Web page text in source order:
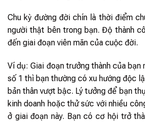
Chu kỳ đường đời chín là thời điểm
người thật bên trong bạn. Độ thành
đến giai đoạn viên mãn của cuộc đời.
Ví dụ: Giai đoạn trưởng thành của bạn
số 1 thì bạn thường có xu hướng độc
bản thân vượt bậc. Lý tưởng để bạn
kinh doanh hoặc thử sức với nhiều
ở giai đoạn này. Bạn có cơ hội trở